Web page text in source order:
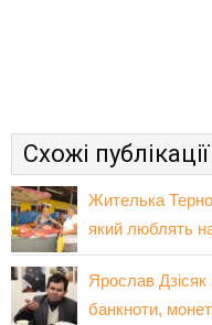
Схожі публікації
Жителька
який люблять
Ярослав Дзісяк
банкноти,